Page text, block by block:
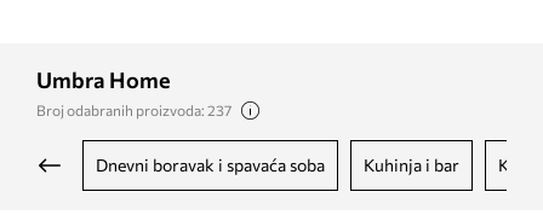
Umbra Home
Broj odabranih proizvoda: 237
dnevni boravak i spavaća soba kuhinja i bar